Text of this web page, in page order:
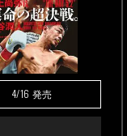
4/16 発売